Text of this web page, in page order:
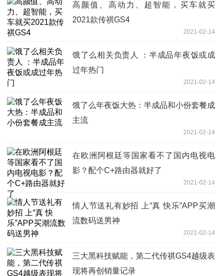
高颜值、高动力、超智能，买车就买
2021款传祺GS4
2021-02-14
饿了么相关负责人 ：半成品年夜饭或成
过年热门
2021-02-14
饿了么年夜饭大热：半成品和小份套餐成
主流
2021-02-14
在欧洲阿根廷等国家看不了国内电视电
影？配个C+路由器就好了
2021-02-14
情人节送礼有妙招 上“真 快乐”APP买潮
流数码送男神
2021-02-14
三大黑科技赋能，第二代传祺GS4越级表
现将再创销量记录